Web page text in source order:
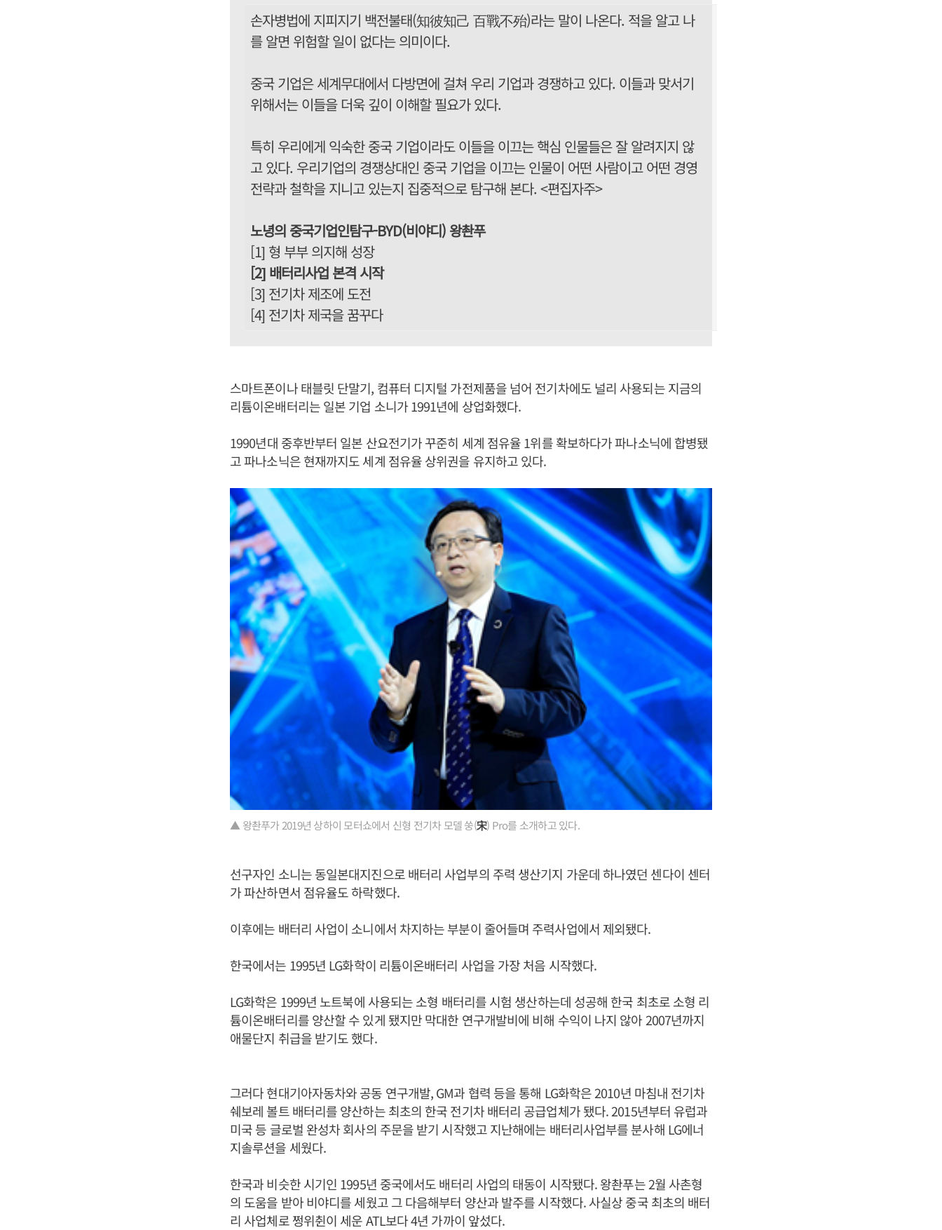
손자병법에 지피지기 백전불태(知彼知己 百戰不殆)라는 말이 나온다. 적을 알고 나
를 알면 위험할 일이 없다는 의미이다.
중국 기업은 세계무대에서 다방면에 걸쳐 우리 기업과 경쟁하고 있다. 이들과 맞서기
위해서는 이들을 더욱 깊이 이해할 필요가 있다.
특히 우리에게 익숙한 중국 기업이라도 이들을 이끄는 핵심 인물들은 잘 알려지지 않
고 있다. 우리기업의 경쟁상대인 중국 기업을 이끄는 인물이 어떤 사람이고 어떤 경영
전략과 철학을 지니고 있는지 집중적으로 탐구해 본다. <편집자주>
노녕의 중국기업인탐구-BYD(비야디) 왕촨푸
[1] 형 부부 의지해 성장
[2] 배터리사업 본격 시작
[3] 전기차 제조에 도전
[4] 전기차 제국을 꿈꾸다
스마트폰이나 태블릿 단말기, 컴퓨터 디지털 가전제품을 넘어 전기차에도 널리 사용되는 지금의
리튬이온배터리는 일본 기업 소니가 1991년에 상업화했다.
1990년대 중후반부터 일본 산요전기가 꾸준히 세계 점유율 1위를 확보하다가 파나소닉에 합병됐
고 파나소닉은 현재까지도 세계 점유율 상위권을 유지하고 있다.
▲ 왕촨푸가 2019년 상하이 모터쇼에서 신형 전기차 모델 쑹(宋) Pro를 소개하고 있다.
선구자인 소니는 동일본대지진으로 배터리 사업부의 주력 생산기지 가운데 하나였던 센다이 센터
가 파산하면서 점유율도 하락했다.
이후에는 배터리 사업이 소니에서 차지하는 부분이 줄어들며 주력사업에서 제외됐다.
한국에서는 1995년 LG화학이 리튬이온배터리 사업을 가장 처음 시작했다.
LG화학은 1999년 노트북에 사용되는 소형 배터리를 시험 생산하는데 성공해 한국 최초로 소형 리
튬이온배터리를 양산할 수 있게 됐지만 막대한 연구개발비에 비해 수익이 나지 않아 2007년까지
애물단지 취급을 받기도 했다.
그러다 현대기아자동차와 공동 연구개발, GM과 협력 등을 통해 LG화학은 2010년 마침내 전기차
쉐보레 볼트 배터리를 양산하는 최초의 한국 전기차 배터리 공급업체가 됐다. 2015년부터 유럽과
미국 등 글로벌 완성차 회사의 주문을 받기 시작했고 지난해에는 배터리사업부를 분사해 LG에너
지솔루션을 세웠다.
한국과 비슷한 시기인 1995년 중국에서도 배터리 사업의 태동이 시작됐다. 왕촨푸는 2월 사촌형
의 도움을 받아 비야디를 세웠고 그 다음해부터 양산과 발주를 시작했다. 사실상 중국 최초의 배터
리 사업체로 쩡위췬이 세운 ATL보다 4년 가까이 앞섰다.